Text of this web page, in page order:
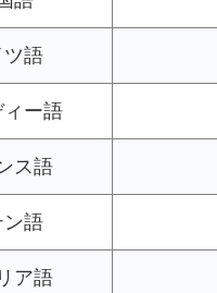
ツ語
ィー語
ス語
ン語
ア語